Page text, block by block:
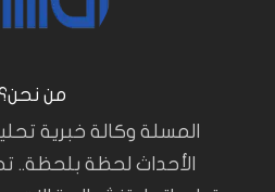
من
المسلة وكالة خبرية
الأحداث لحظة بلحظة..